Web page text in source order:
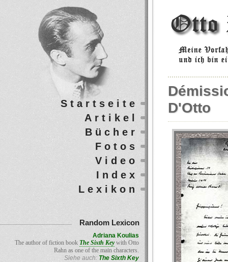
D'Otto
Startseite
Artikel
Bücher
Fotos
Video
Index
Lexikon
Random Lexicon
Adriana Koulias
The author of fiction book The Sixth Keywith Otto
Rahn as one of the main characters.
Siehe auch: The Sixth Key